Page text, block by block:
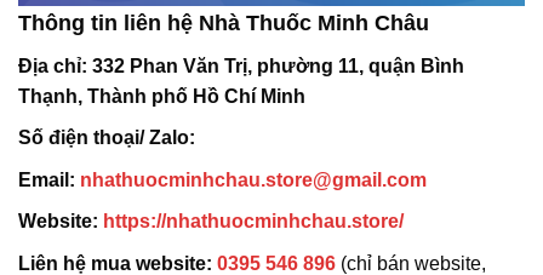
Thông tin liên hệ Nhà Thuốc Minh Châu
Địa chỉ: 332 Phan Văn Trị, phường 11, quận Bình
Thạnh, Thành phố Hồ Chí Minh
Số điện thoại/ Zalo:
Email: nhathuocminhchau.store@gmail.com
Website: https://nhathuocminhchau.store/
Liên hệ mua website: 0395 546 896 (chỉ bán website,